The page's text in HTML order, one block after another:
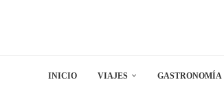
INICIO VIAJES GASTRONOMÍA